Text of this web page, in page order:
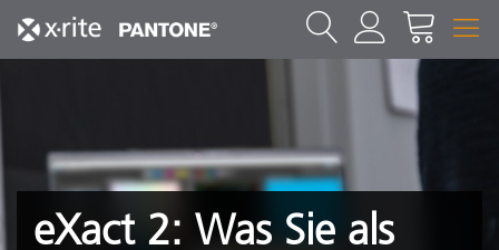
eXact 2: Was Sie als